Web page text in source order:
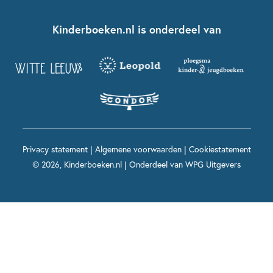
Kinderboeken diversiteit
Grappige kinderboeken
Spannende kinderboeken
Boekentips 12+ jaar
Voor volwassenen
Spekkie en Sproet
Maxi & Helium
Voor het onderwijs
Kinderboeken.nl is onderdeel van
Privacy statement| Algemene voorwaarden| Cookiestatement
© 2026, Kinderboeken.nl | Onderdeel van WPG Uitgevers